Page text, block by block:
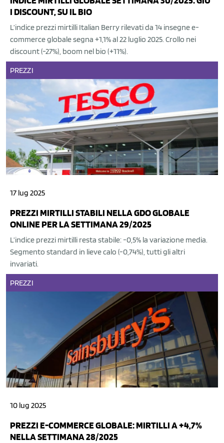
I DISCOUNT, SU IL BIO
L’indice prezzi mirtilli Italian Berry rilevati da 14 insegne e-
commerce globale segna +1,1% al 22 luglio 2025. Crollo nei
discount (-27%), boom nel bio (+11%).
PREZZI
17 lug 2025
PREZZI MIRTILLI STABILI NELLA GDO GLOBALE
ONLINE PER LA SETTIMANA 29/2025
L’indice prezzi mirtilli resta stabile: -0,5% la variazione media.
Segmento standard in lieve calo (-0,74%), tutti gli altri
invariati.
PREZZI
10 lug 2025
PREZZI E-COMMERCE GLOBALE: MIRTILLI A +4,7%
NELLA SETTIMANA 28/2025